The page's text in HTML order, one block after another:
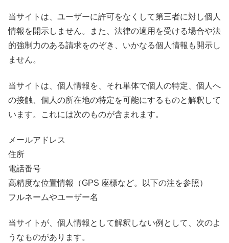
当サイトは、ユーザーに許可をなくして第三者に対し個人
情報を開示しません。また、法律の適用を受ける場合や法
的強制力のある請求をのぞき、いかなる個人情報も開示し
ません。
当サイトは、個人情報を、それ単体で個人の特定、個人へ
の接触、個人の所在地の特定を可能にするものと解釈して
います。これには次のものが含まれます。
メールアドレス
住所
電話番号
高精度な位置情報（GPS 座標など。以下の注を参照）
フルネームやユーザー名
当サイトが、個人情報として解釈しない例として、次のよ
うなものがあります。